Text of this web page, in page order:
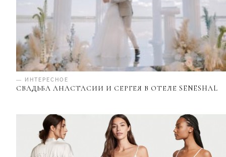
— ИНТЕРЕСНОЕ
СВАДЬБА АНАСТАСИИ И СЕРГЕЯ В ОТЕЛЕ SENESHAL